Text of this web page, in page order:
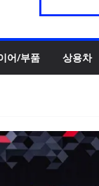
역 최초 브랜드 팝업
어/부품 상용차